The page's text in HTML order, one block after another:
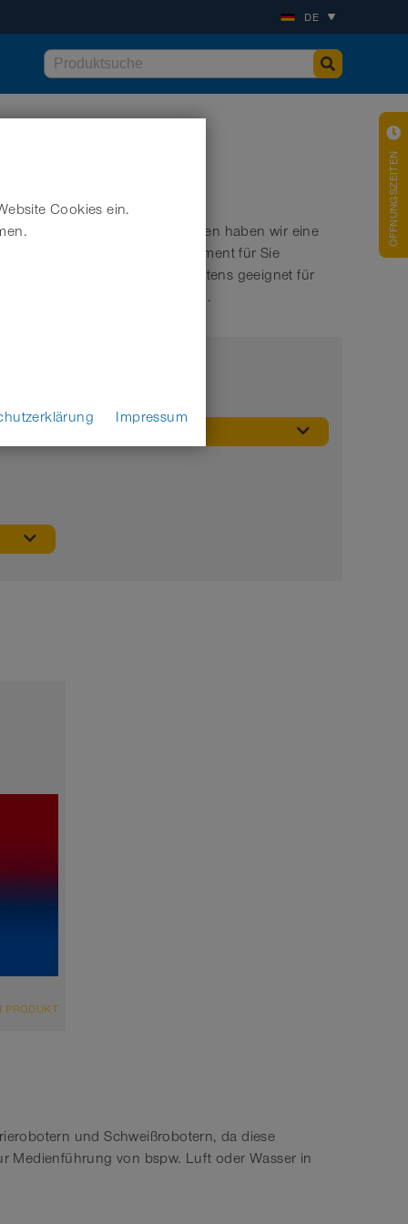
DE
unterstützen. Im Folgenden haben wir eine
aus unserem Schlauchsortiment für Sie
und sind somit bestens geeignet für
finden Sie weiter unten.
PRODUKT
und Schweißrobotern, da diese
Medienführung von bspw. Luft oder Wasser in
ÖFFNUNGSZEITEN
Cookies ein.
Impressum